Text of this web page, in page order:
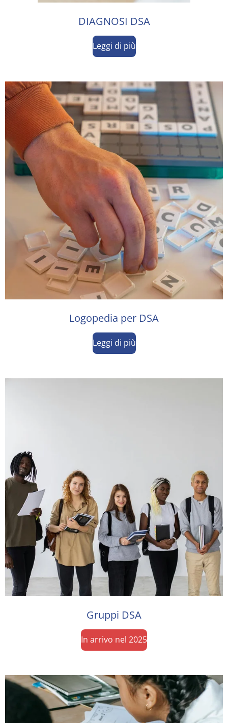
DIAGNOSI DSA
Leggi di più
Logopedia per DSA
Leggi di più
Gruppi DSA
In arrivo nel 2025